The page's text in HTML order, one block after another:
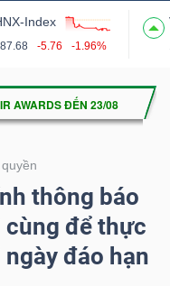
Index
-5.76 -1.96%
thông báo
cùng để thực
đáo hạn